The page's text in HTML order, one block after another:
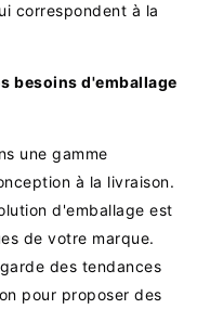
correspondent à la
besoins d'emballage
une gamme
à la livraison.
d'emballage est
de votre marque.
des tendances
pour proposer des